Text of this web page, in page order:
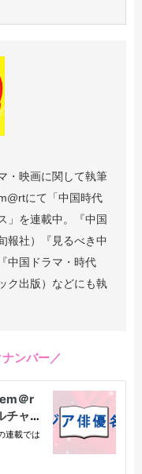
・映画に関して執筆
にて「中国時代
」を連載中。『中国
報社）『見るべき中
中国ドラマ・時代
ク出版）などにも執
ンバー／